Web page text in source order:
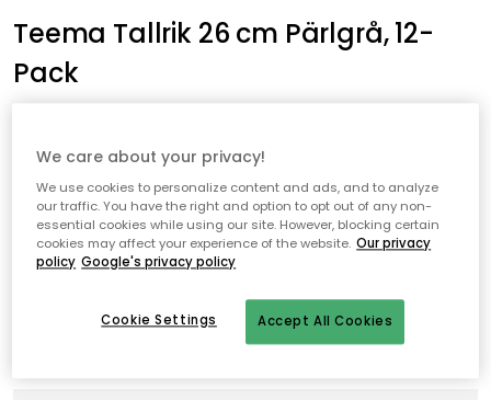
Teema Tallrik 26 cm Pärlgrå, 12-
Pack
Set med tolv tallrikar från Iittala som blir den perfekta basen
till det dukade bordet.
I webblager – endast 2 st kvar
We care about your privacy!
We use cookies to personalize content and ads, and to analyze
our traffic. You have the right and option to opt out of any non-
essential cookies while using our site. However, blocking certain
cookies may affect your experience of the website. Our privacy
policy Google's privacy policy
Accept All Cookies
Cookie Settings